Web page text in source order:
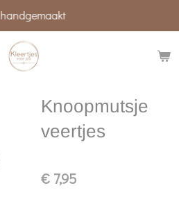
handgemaakt
Knoopmutsje
veertjes
€ 7,95